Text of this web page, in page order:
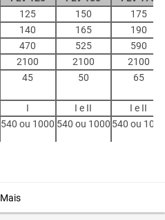
125 150
175
140 165
190
470 525
590
2100 2100
2100
45 50 65
I I e II
I e II
540 ou 1000 540 ou 1000 540 ou 1000
Mais